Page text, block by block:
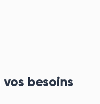
besoins